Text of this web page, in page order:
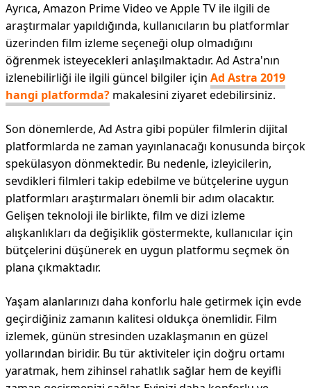
Ayrıca, Amazon Prime Video ve Apple TV ile ilgili de
araştırmalar yapıldığında, kullanıcıların bu platformlar
üzerinden film izleme seçeneği olup olmadığını
öğrenmek isteyecekleri anlaşılmaktadır. Ad Astra'nın
izlenebilirliği ile ilgili güncel bilgiler için Ad Astra 2019
hangi platformda? makalesini ziyaret edebilirsiniz.
Son dönemlerde, Ad Astra gibi popüler filmlerin dijital
platformlarda ne zaman yayınlanacağı konusunda birçok
spekülasyon dönmektedir. Bu nedenle, izleyicilerin,
sevdikleri filmleri takip edebilme ve bütçelerine uygun
platformları araştırmaları önemli bir adım olacaktır.
Gelişen teknoloji ile birlikte, film ve dizi izleme
alışkanlıkları da değişiklik göstermekte, kullanıcılar için
bütçelerini düşünerek en uygun platformu seçmek ön
plana çıkmaktadır.
Yaşam alanlarınızı daha konforlu hale getirmek için evde
geçirdiğiniz zamanın kalitesi oldukça önemlidir. Film
izlemek, günün stresinden uzaklaşmanın en güzel
yollarından biridir. Bu tür aktiviteler için doğru ortamı
yaratmak, hem zihinsel rahatlık sağlar hem de keyifli